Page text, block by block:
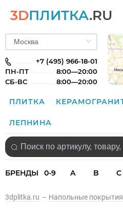
3DПЛИТКА.RU
+7 (495) 966-18-01
ПН-ПТ
8:00—20:00
СБ-ВС
8:00—20:00
ПЛИТКА
ЛЕПНИНА
БРЕНДЫ 0-9 A B C
3dplitka.ru – Напольные покрытия